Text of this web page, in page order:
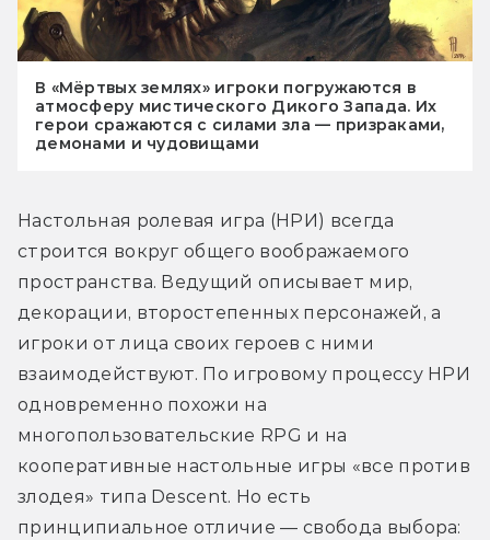
В «Мёртвых землях» игроки погружаются в
атмосферу мистического Дикого Запада. Их
герои сражаются с силами зла — призраками,
демонами и чудовищами
Настольная ролевая игра (НРИ) всегда
строится вокруг общего воображаемого
пространства. Ведущий описывает мир,
декорации, второстепенных персонажей, а
игроки от лица своих героев с ними
взаимодействуют. По игровому процессу НРИ
одновременно похожи на
многопользовательские RPG и на
кооперативные настольные игры «все против
злодея» типа Descent. Но есть
принципиальное отличие — свобода выбора: